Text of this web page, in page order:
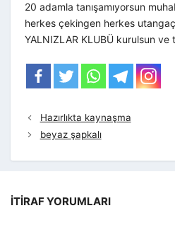
20 adamla tanışamıyorsun
herkes çekingen herkes
YALNIZLAR KLUBÜ kurulsun ve
Hazırlıkta kaynaşma
beyaz şapkalı
İTIRAF YORUMLARI